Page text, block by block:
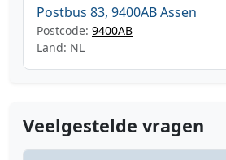
Postbus 83, 9400AB Assen
Postcode: 9400AB
Land: NL
Veelgestelde vragen